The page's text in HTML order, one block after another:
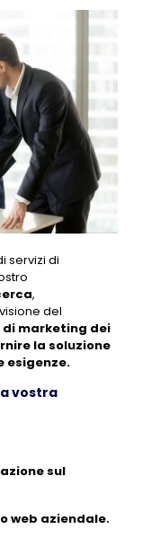
servizi di
,
del
marketing dei
la soluzione
esigenze.
vostra
sul
web aziendale.